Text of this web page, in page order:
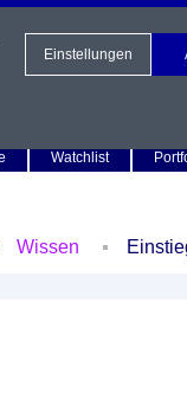
Watchlist
Wissen
Einstellungen